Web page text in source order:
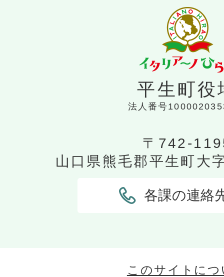
平生町役
法人番号
〒742-
山口県熊毛郡平生町大
各課の連絡
このサイトに